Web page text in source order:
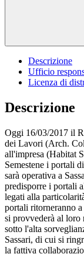
Descrizione
Ufficio
Licenza di
Descrizione
Oggi 16/03/2017 il
dei Lavori (Arch.
all'impresa (Habitat
Semestene i portali
sarà operativa a
predisporre i portali
legati alla
portali ritorneranno
si provvederà al loro
sotto l'alta
Sassari, di cui si
la fattiva